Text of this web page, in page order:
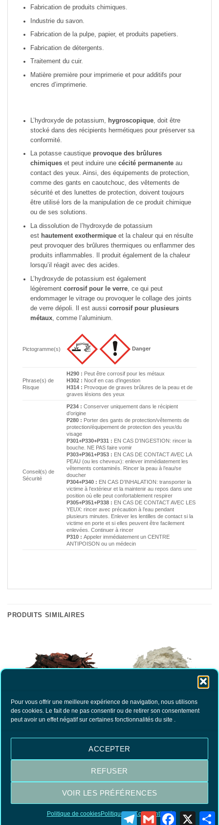
Pour vous offrir une meilleure expérience de navigation, nous utilisons
des cookies. Le fait de ne pas consentir ou de retirer son consentement
peut avoir un effet négatif sur certaines fonctionnalités du site .
ACCEPTER
REFUSER
VOIR LES PRÉFÉRENCES
Politique de cookiesPolitique de Confidentialité
Fabrication de produits chimiques.
Industrie du savon.
Fabrication de la pulpe, papier, et produits papetiers.
Fabrication de détergents.
Traitement du cuir.
Matière première pour imprimerie et pour additifs pour
encres d’imprimerie.
L’hydroxyde de potassium, hygroscopique, doit être
stocké dans des récipients hermétiques pour préserver sa
conformité.
La potasse caustique provoque des brûlures
chimiques et peut induire unecécité permanente au
contact des yeux. Ainsi, des équipements de protection,
comme des gants en caoutchouc, des vêtements de
sécurité et des lunettes de protection, doivent toujours
être utilisé lors de la manipulation de ce produit chimique
ou de ses solutions.
La dissolution de l’hydroxyde de potassium
est hautement exothermique et la chaleur qui en résulte
peut provoquer des brûlures thermiques ou enflammer des
produits inflammables. Il produit également de la chaleur
lorsqu’il réagit avec des acides.
L’hydroxyde de potassium est également
légèrementcorrosif pour le verre , ce qui peut
endommager le vitrage ou provoquer le collage des joints
de verre dépoli. Il est aussicorrosif pour plusieurs
métaux , comme l’aluminium.
Pictogramme(s) Danger
Phrase(s) de
Risque
H290 : Peut être corrosif pour les métaux
H302 : Nocif en cas d’ingestion
H314 : Provoque de graves brûlures de la peau et de
graves lésions des yeux
Conseil(s) de
Sécurité
P234 : Conserver uniquement dans le récipient
d’origine
P280 : Porter des gants de protection/vêtements de
protection/équipement de protection des yeux/du
visage
P301+P330+P331 : EN CAS D’INGESTION: rincer la
bouche. NE PAS faire vomir
P303+P361+P353 : EN CAS DE CONTACT AVEC LA
PEAU (ou les cheveux): enlever immédiatement les
vêtements contaminés. Rincer la peau à l’eau/se
doucher
P304+P340 : EN CAS D’INHALATION: transporter la
victime à l’extérieur et la maintenir au repos dans une
position où elle peut confortablement respirer
P305+P351+P338 : EN CAS DE CONTACT AVEC LES
YEUX: rincer avec précaution à l’eau pendant
plusieurs minutes. Enlever les lentilles de contact si la
victime en porte et si elles peuvent être facilement
enlevées. Continuer à rincer
P310 : Appeler immédiatement un CENTRE
ANTIPOISON ou un médecin
PRODUITS SIMILAIRES
Visa MasterCardPayPal
TelegramGmail Facebook